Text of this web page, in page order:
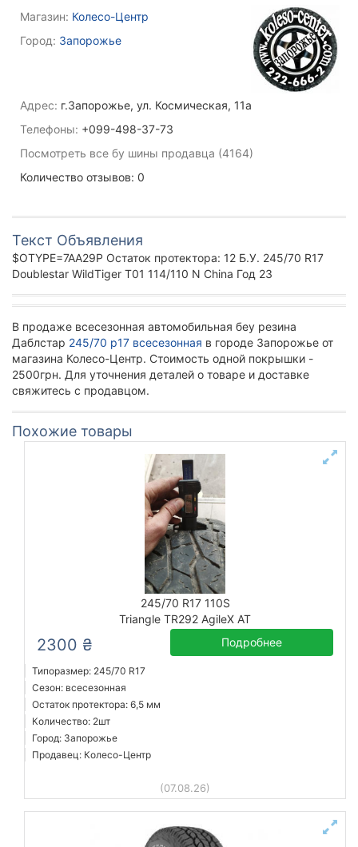
Магазин: Колесо-Центр
Город: Запорожье
Адрес: г.Запорожье, ул. Космическая, 11а
Телефоны: +099-498-37-73
Посмотреть все бу шины продавца (4164)
Количество отзывов: 0
Текст Объявления
$OTYPE=7AA29P Остаток протектора: 12 Б.У. 245/70 R17
Doublestar WildTiger T01 114/110 N China Год 23
В продаже всесезонная автомобильная беу резина
Даблстар 245/70 р17 всесезонная в городе Запорожье от
магазина Колесо-Центр. Стоимость одной покрышки -
2500грн. Для уточнения деталей о товаре и доставке
свяжитесь с продавцом.
Похожие товары
245/70 R17 110S
Triangle TR292 AgileX AT
2300 ₴ Подробнее
Типоразмер: 245/70 R17
Сезон: всесезонная
Остаток протектора: 6,5 мм
Количество: 2шт
Город: Запорожье
Продавец: Колесо-Центр
(07.08.26)